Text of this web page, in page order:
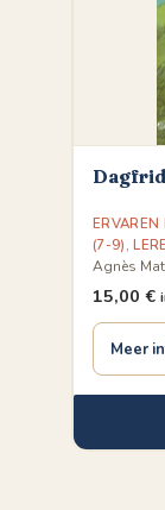
Dagfrid
ERVAREN
(7-9),
Agnès
15,00 €
Meer